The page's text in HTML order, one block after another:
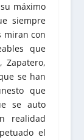
máximo
siempre
miran con
que
Zapatero,
se han
que
se auto
realidad
el